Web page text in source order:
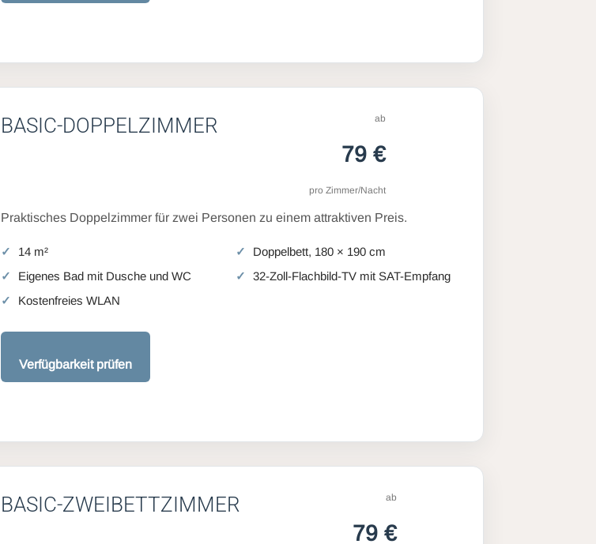
BASIC-DOPPELZIMMER ab
79 €
pro Zimmer/Nacht
Praktisches Doppelzimmer für zwei Personen zu einem attraktiven Preis.
14 m²
Doppelbett, 180 × 190 cm
Eigenes Bad mit Dusche und WC
32-Zoll-Flachbild-TV mit SAT-Empfang
Kostenfreies WLAN
Verfügbarkeit prüfen
BASIC-ZWEIBETTZIMMER ab
79 €